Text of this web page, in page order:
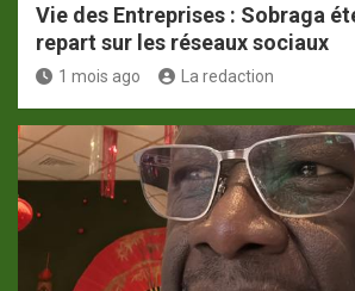
Vie des Entreprises : Sobraga
repart sur les réseaux sociaux
1 mois ago La redaction